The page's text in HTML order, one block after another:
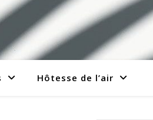
Hôtesse de l’air